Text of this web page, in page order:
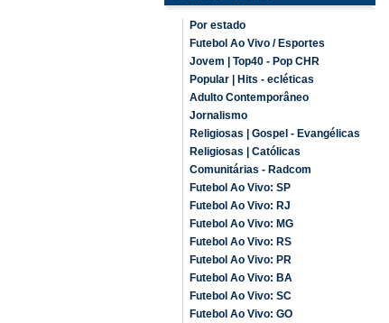
Por estado
Futebol Ao Vivo / Esportes
Jovem | Top40 - Pop CHR
Popular | Hits - ecléticas
Adulto Contemporâneo
Jornalismo
Religiosas | Gospel - Evangélicas
Religiosas | Católicas
Comunitárias - Radcom
Futebol Ao Vivo: SP
Futebol Ao Vivo: RJ
Futebol Ao Vivo: MG
Futebol Ao Vivo: RS
Futebol Ao Vivo: PR
Futebol Ao Vivo: BA
Futebol Ao Vivo: SC
Futebol Ao Vivo: GO